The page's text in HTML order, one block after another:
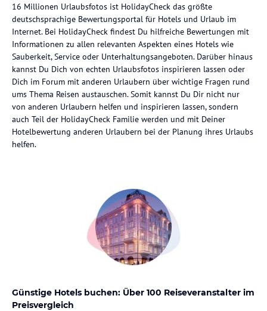
16 Millionen Urlaubsfotos ist HolidayCheck das größte
deutschsprachige Bewertungsportal für Hotels und Urlaub im
Internet. Bei HolidayCheck findest Du hilfreiche Bewertungen mit
Informationen zu allen relevanten Aspekten eines Hotels wie
Sauberkeit, Service oder Unterhaltungsangeboten. Darüber hinaus
kannst Du Dich von echten Urlaubsfotos inspirieren lassen oder
Dich im Forum mit anderen Urlaubern über wichtige Fragen rund
ums Thema Reisen austauschen. Somit kannst Du Dir nicht nur
von anderen Urlaubern helfen und inspirieren lassen, sondern
auch Teil der HolidayCheck Familie werden und mit Deiner
Hotelbewertung anderen Urlaubern bei der Planung ihres Urlaubs
helfen.
Günstige Hotels buchen: Über 100 Reiseveranstalter im
Preisvergleich